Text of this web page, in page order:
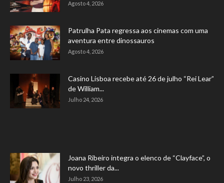
Agosto 4, 2026
Patrulha Pata regressa aos cinemas com uma
aventura entre dinossauros
Agosto 4, 2026
Casino Lisboa recebe até 26 de julho “Rei Lear”
de William...
Julho 24, 2026
Joana Ribeiro integra o elenco de “Clayface”, o
novo thriller da...
Julho 23, 2026